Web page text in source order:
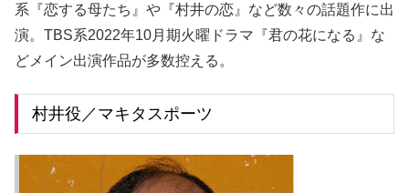
系『恋する母たち』や『村井の恋』など数々の話題作に出
演。TBS系2022年10月期火曜ドラマ『君の花になる』な
どメイン出演作品が多数控える。
村井役／マキタスポーツ